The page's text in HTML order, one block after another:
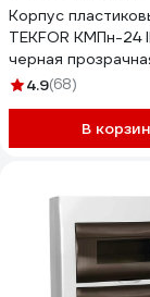
Корпус
TEKFOR КМПн-24
черная
TF5-KP72-N-24-
4.9(68)
В